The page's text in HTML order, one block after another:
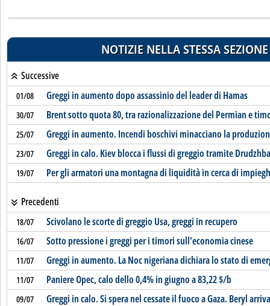
NOTIZIE NELLA STESSA SEZIONE
Successive
01/08 Greggi in aumento dopo assassinio del leader di Hamas
30/07 Brent sotto quota 80, tra razionalizzazione del Permian e
25/07 Greggi in aumento. Incendi boschivi minacciano la
23/07 Greggi in calo. Kiev blocca i flussi di greggio tramite Drudzhba
19/07 Per gli armatori una montagna di liquidità in cerca di
Precedenti
18/07 Scivolano le scorte di greggio Usa, greggi in recupero
16/07 Sotto pressione i greggi per i timori sull'economia cinese
11/07 Greggi in aumento. La Noc nigeriana dichiara lo stato di
11/07 Paniere Opec, calo dello 0,4% in giugno a 83,22 $/b
09/07 Greggi in calo. Si spera nel cessate il fuoco a Gaza. Beryl